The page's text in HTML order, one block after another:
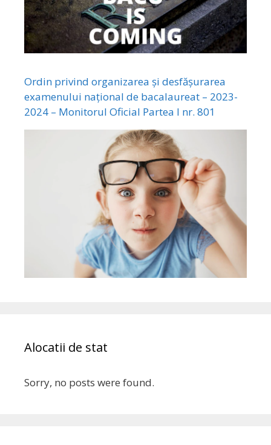
Ordin privind organizarea și desfășurarea
examenului național de bacalaureat – 2023-
2024 – Monitorul Oficial Partea I nr. 801
Alocatii de stat
Sorry, no posts were found.